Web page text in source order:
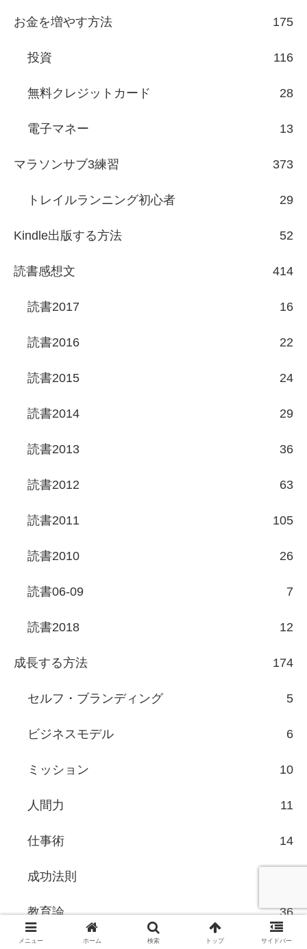
お金を増やす方法 175
投資 116
無料クレジットカード 28
電子マネー 13
マラソンサブ3練習 373
トレイルランニング初心者 29
Kindle出版する方法 52
読書感想文 414
読書2017 16
読書2016 22
読書2015 24
読書2014 29
読書2013 36
読書2012 63
読書2011 105
読書2010 26
読書06-09 7
読書2018 12
成長する方法 174
セルフ・ブランディング 5
ビジネスモデル 6
ミッション 10
人間力 11
仕事術 14
成功法則
教育論 36
メニュー ホーム 検索 トップ サイドバー